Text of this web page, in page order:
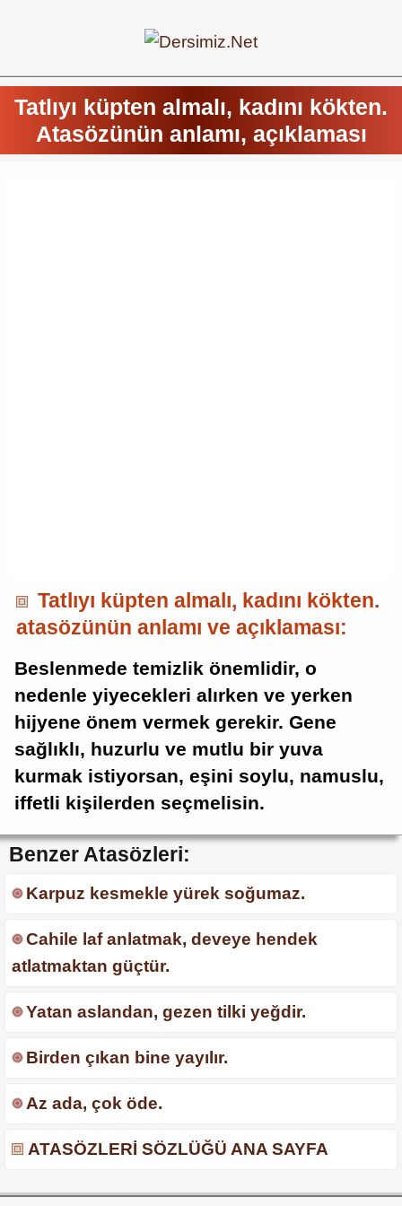
Tatlıyı küpten almalı, kadını kökten.
Atasözünün anlamı, açıklaması
Tatlıyı küpten almalı, kadını kökten.
atasözünün anlamı ve açıklaması:
Beslenmede temizlik önemlidir, o
nedenle yiyecekleri alırken ve yerken
hijyene önem vermek gerekir. Gene
sağlıklı, huzurlu ve mutlu bir yuva
kurmak istiyorsan, eşini soylu, namuslu,
iffetli kişilerden seçmelisin.
Benzer Atasözleri:
Karpuz kesmekle yürek soğumaz.
Cahile laf anlatmak, deveye hendek
atlatmaktan güçtür.
Yatan aslandan, gezen tilki yeğdir.
Birden çıkan bine yayılır.
Az ada, çok öde.
ATASÖZLERİ SÖZLÜĞÜ ANA SAYFA